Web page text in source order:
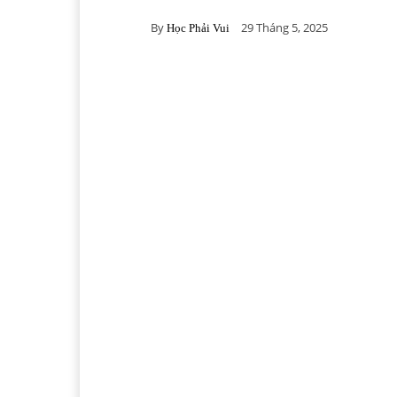
By Học Phải Vui 29 Tháng 5, 2025